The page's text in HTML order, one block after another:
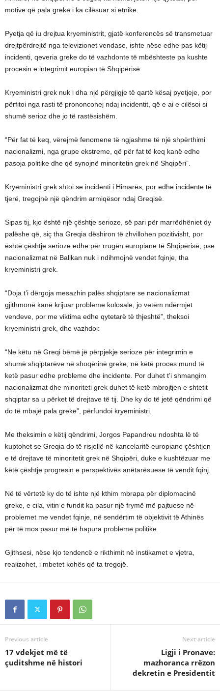
motive që pala greke i ka cilësuar si etnike.
Pyetja që iu drejtua kryeministrit, gjatë konferencës së transmetuar
drejtpërdrejtë nga televizionet vendase, ishte nëse edhe pas këtij
incidenti, qeveria greke do të vazhdonte të mbështeste pa kushte
procesin e integrimit europian të Shqipërisë.
Kryeministri grek nuk i dha një përgjigje të qartë kësaj pyetjeje, por
përfitoi nga rasti të prononcohej ndaj incidentit, që e ai e cilësoi si
shumë serioz dhe jo të rastësishëm.
“Për fat të keq, vërejmë fenomene të ngjashme të një shpërthimi
nacionalizmi, nga grupe ekstreme, që për fat të keq kanë edhe
pasoja politike dhe që synojnë minoritetin grek në Shqipëri”.
Kryeministri grek shtoi se incidenti i Himarës, por edhe incidente të
tjerë, tregojnë një qëndrim armiqësor ndaj Greqisë.
Sipas tij, kjo është një çështje serioze, së pari për marrëdhëniet dy
palëshe që, siç tha Greqia dëshiron të zhvillohen pozitivisht, por
është çështje serioze edhe për rrugën europiane të Shqipërisë, pse
nacionalizmat në Ballkan nuk i ndihmojnë vendet fqinje, tha
kryeministri grek.
“Doja t’i dërgoja mesazhin palës shqiptare se nacionalizmat
gjithmonë kanë krijuar probleme kolosale, jo vetëm ndërmjet
vendeve, por me viktima edhe qytetarë të thjeshtë”, theksoi
kryeministri grek, dhe vazhdoi:
“Ne këtu në Greqi bëmë jë përpjekje serioze për integrimin e
shumë shqiptarëve në shoqërinë greke, në këtë proces mund të
ketë pasur edhe probleme dhe incidente. Por duhet t’i shmangim
nacionalizmat dhe minoriteti grek duhet të ketë mbrojtjen e shtetit
shqiptar sa u përket të drejtave të tij. Dhe ky do të jetë qëndrimi që
do të mbajë pala greke”, përfundoi kryeministri.
Me theksimin e këtij qëndrimi, Jorgos Papandreu ndoshta lë të
kuptohet se Greqia do të risjellë në kancelaritë europiane çështjen
e të drejtave të minoritetit grek në Shqipëri, duke e kushtëzuar me
këtë çështje progresin e perspektivës anëtarësuese të vendit fqinj.
Në të vërtetë ky do të ishte një kthim mbrapa për diplomacinë
greke, e cila, vitin e fundit ka pasur një frymë më pajtuese në
problemet me vendet fqinje, në sendërtim të objektivit të Athinës
për të mos pasur më të hapura probleme politike.
Gjithsesi, nëse kjo tendencë e rikthimit në instikamet e vjetra,
realizohet, i mbetet kohës që ta tregojë.
Previous article
17 vdekjet më të
çuditshme në histori
Next article
Ligji i Pronave:
mazhoranca rrëzon
dekretin e Presidentit